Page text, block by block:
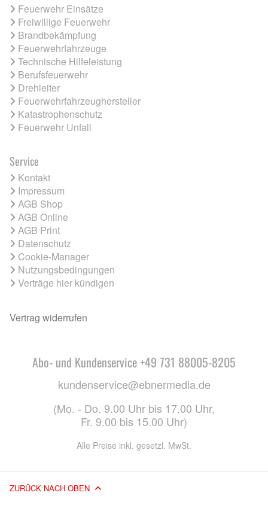
Feuerwehr Einsätze
Freiwillige Feuerwehr
Brandbekämpfung
Feuerwehrfahrzeuge
Technische Hilfeleistung
Berufsfeuerwehr
Drehleiter
Feuerwehrfahrzeughersteller
Katastrophenschutz
Feuerwehr Unfall
Service
Kontakt
Impressum
AGB Shop
AGB Online
AGB Print
Datenschutz
Cookie-Manager
Nutzungsbedingungen
Verträge hier kündigen
Vertrag widerrufen
Abo- und Kundenservice +49 731 88005-8205
kundenservice@ebnermedia.de
(Mo. - Do. 9.00 Uhr bis 17.00 Uhr,
Fr. 9.00 bis 15.00 Uhr)
Alle Preise inkl. gesetzl. MwSt.
ZURÜCK NACH OBEN